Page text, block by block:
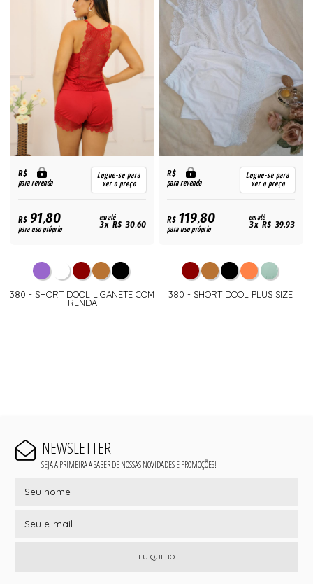
R$
para revenda
Logue-se para
ver o preço
R$91,80
para uso próprio
em até
3x R$ 30,60
380 - SHORT DOOL LIGANETE COM
RENDA
R$
para revenda
Logue-se para
ver o preço
R$119,80
para uso próprio
em até
3x R$ 39,93
380 - SHORT DOOL PLUS SIZE
NEWSLETTER
SEJA A PRIMEIRA A SABER DE NOSSAS NOVIDADES E PROMOÇÕES!
EU QUERO